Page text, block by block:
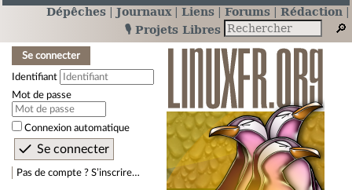
Dépêches Journaux Liens Forums
Rédaction
🎙️ Projets Libres
Se connecter
Identifiant
Mot de passe
Connexion automatique
Pas de compte ? S’inscrire…